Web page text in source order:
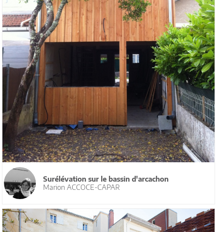
Surélévation sur le bassin d'arcachon
Marion ACCOCE-CAPAR